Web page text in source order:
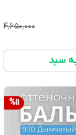
۴٬۶۵۰٬۰۰۰
سبد
%11